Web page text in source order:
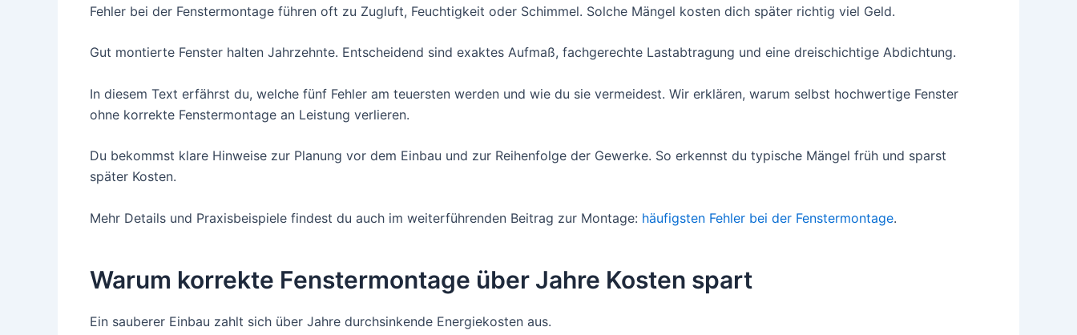
Fehler bei der Fenstermontage führen oft zu Zugluft, Feuchtigkeit oder Schimmel. Solche Mängel kosten dich später richtig viel Geld.
Gut montierte Fenster halten Jahrzehnte. Entscheidend sind exaktes Aufmaß, fachgerechte Lastabtragung und eine dreischichtige Abdichtung.
In diesem Text erfährst du, welche fünf Fehler am teuersten werden und wie du sie vermeidest. Wir erklären, warum selbst hochwertige Fenster
ohne korrekte Fenstermontage an Leistung verlieren.
Du bekommst klare Hinweise zur Planung vor dem Einbau und zur Reihenfolge der Gewerke. So erkennst du typische Mängel früh und sparst
später Kosten.
Mehr Details und Praxisbeispiele findest du auch im weiterführenden Beitrag zur Montage: häufigsten Fehler bei der Fenstermontage.
Warum korrekte Fenstermontage über Jahre Kosten spart
Ein sauberer Einbau zahlt sich über Jahre durchsinkende Energiekosten aus.